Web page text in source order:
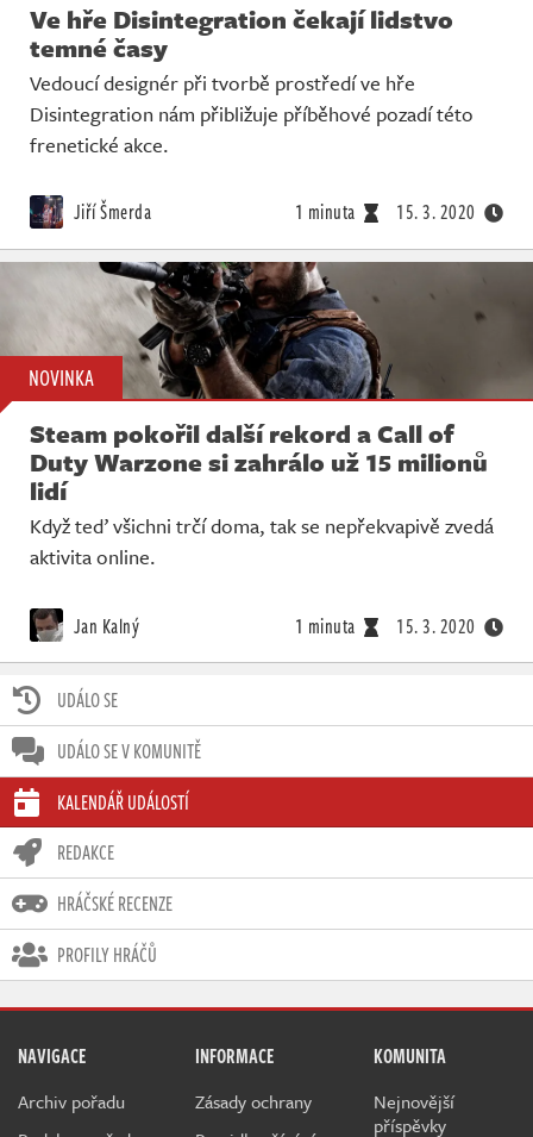
UDÁLO SE
UDÁLO SE V KOMUNITĚ
KALENDÁŘ UDÁLOSTÍ
REDAKCE
HRÁČSKÉ RECENZE
PROFILY HRÁČŮ
Ve hře Disintegration čekají lidstvo
temné časy
Vedoucí designér při tvorbě prostředí ve hře
Disintegration nám přibližuje příběhové pozadí této
frenetické akce.
Jiří Šmerda 1 minuta 15. 3. 2020
NOVINKA
Steam pokořil další rekord a Call of
Duty Warzone si zahrálo už 15 milionů
lidí
Když teď všichni trčí doma, tak se nepřekvapivě zvedá
aktivita online.
Jan Kalný 1 minuta 15. 3. 2020
NAVIGACE
Archiv pořadu
INFORMACE
Zásady ochrany
KOMUNITA
Nejnovější
příspěvky